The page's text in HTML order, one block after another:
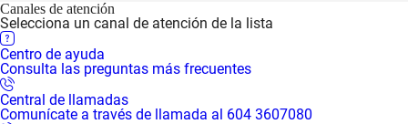
Canales de atención
Selecciona un canal de atención de la lista
Centro de ayuda
Consulta las preguntas más frecuentes
Central de llamadas
Comunícate a través de llamada al 604 3607080